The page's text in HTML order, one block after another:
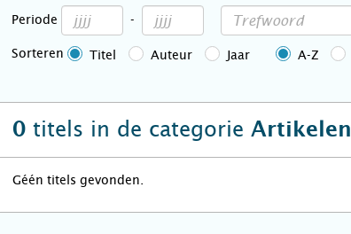
Periode -
Sorteren Titel Auteur Jaar A-Z
0 titels in de categorie Artikelen
Géén titels gevonden.